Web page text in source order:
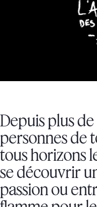
Depuis plus de
personnes de
tous horizons
se découvrir
passion ou